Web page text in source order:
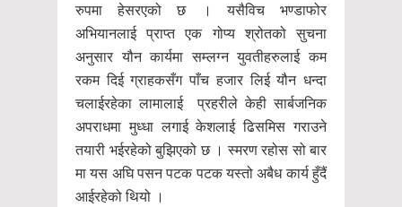
रुपमा हेसरएको छ । यसैविच भण्डाफोर
अभियानलाई प्राप्त एक गोप्य श्रोतको सुचना
अनुसार यौन कार्यमा सम्लग्न युवतीहरुलाई कम
रकम दिई ग्राहकसँग पाँच हजार लिई यौन धन्दा
चलाईरहेका लामालाई प्रहरीले केही सार्बजनिक
अपराधमा मुध्धा लगाई केशलाई ढिसमिस गराउने
तयारी भईरहेको बुझिएको छ । स्मरण रहोस सो बार
मा यस अघि पसन पटक पटक यस्तो अबैध कार्य हुँदैं
आईरहेको थियो ।